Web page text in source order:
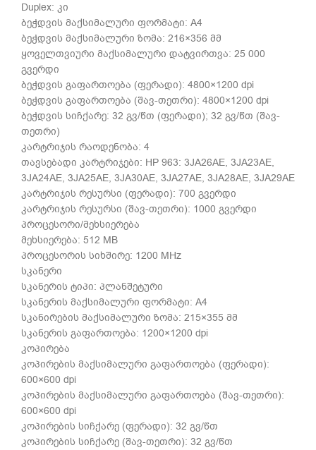
Duplex: კი
ბეჭდვის მაქსიმალური ფორმატი: A4
ბეჭდვის მაქსიმალური ზომა: 216×356 მმ
ყოველთვიური მაქსიმალური დატვირთვა: 25 000
გვერდი
ბეჭდვის გაფართოება (ფერადი): 4800×1200 dpi
ბეჭდვის გაფართოება (შავ-თეთრი): 4800×1200 dpi
ბეჭდვის სიჩქარე: 32 გვ/წთ (ფერადი); 32 გვ/წთ (შავ-
თეთრი)
კარტრიჯის რაოდენობა: 4
თავსებადი კარტრიჯები: HP 963: 3JA26AE, 3JA23AE,
3JA24AE, 3JA25AE, 3JA30AE, 3JA27AE, 3JA28AE, 3JA29AE
კარტრიჯის რესურსი (ფერადი): 700 გვერდი
კარტრიჯის რესურსი (შავ-თეთრი): 1000 გვერდი
პროცესორი/მეხსიერება
მეხსიერება: 512 MB
პროცესორის სიხშირე: 1200 MHz
სკანერი
სკანერის ტიპი: პლანშეტური
სკანერის მაქსიმალური ფორმატი: A4
სკანირების მაქსიმალური ზომა: 215×355 მმ
სკანერის გაფართოება: 1200×1200 dpi
კოპირება
კოპირების მაქსიმალური გაფართოება (ფერადი):
600×600 dpi
კოპირების მაქსიმალური გაფართოება (შავ-თეთრი):
600×600 dpi
კოპირების სიჩქარე (ფერადი): 32 გვ/წთ
კოპირების სიჩქარე (შავ-თეთრი): 32 გვ/წთ